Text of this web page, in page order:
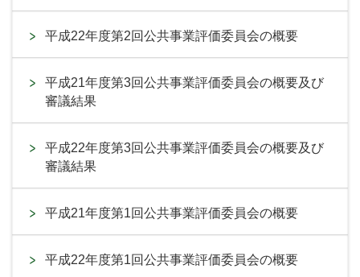
平成22年度第2回公共事業評価委員会の概要
平成21年度第3回公共事業評価委員会の概要及び
審議結果
平成22年度第3回公共事業評価委員会の概要及び
審議結果
平成21年度第1回公共事業評価委員会の概要
平成22年度第1回公共事業評価委員会の概要